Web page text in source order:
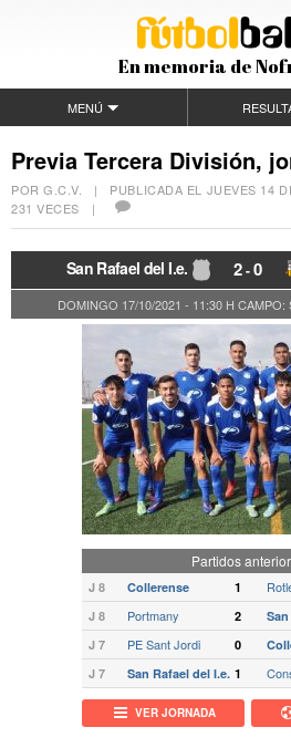
En memoria de
MENÚ
Previa Tercera División,
POR G.C.V. | PUBLICADA EL JUEVES 14
231 VECES |
San Rafael del I.e. 2-0
DOMINGO 17/10/2021 - 11:30 H CAMPO:
Partidos
J 8 Collerense 1
J 8
Portmany 2
J 7
PE Sant Jordi 0
J 7
San Rafael del I.e. 1
VER JORNADA